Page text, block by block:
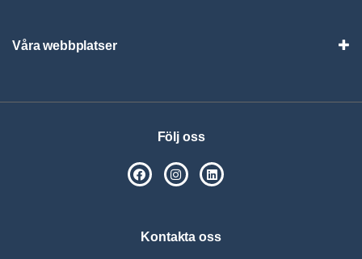
Våra webbplatser
Följ oss
SPSM på Facebook
SPSM på Instagram
Kontakta oss